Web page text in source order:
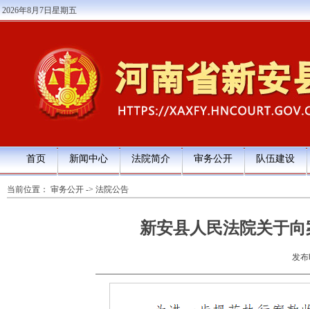
2026年8月7日星期五
首页 新闻中心 法院简介 审务公开 队伍建设
当前位置： 审务公开 -> 法院公告
新安县人民法院关于
发布